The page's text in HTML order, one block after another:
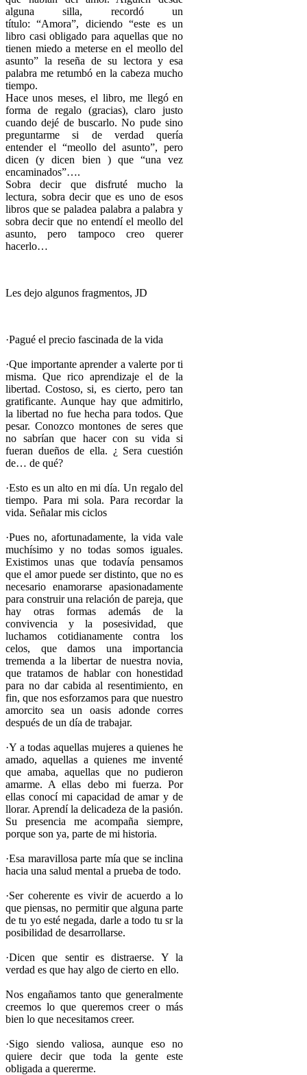
alguna silla, recordó un
título: “Amora”, diciendo “este es un
libro casi obligado para aquellas que no
tienen miedo a meterse en el meollo del
asunto” la reseña de su lectora y esa
palabra me retumbó en la cabeza mucho
tiempo.
Hace unos meses, el libro, me llegó en
forma de regalo (gracias), claro justo
cuando dejé de buscarlo. No pude sino
preguntarme si de verdad quería
entender el “meollo del asunto”, pero
dicen (y dicen bien ) que “una vez
encaminados”….
Sobra decir que disfruté mucho la
lectura, sobra decir que es uno de esos
libros que se paladea palabra a palabra y
sobra decir que no entendí el meollo del
asunto, pero tampoco creo querer
hacerlo…
Les dejo algunos fragmentos, JD
·Pagué el precio fascinada de la vida
·Que importante aprender a valerte por ti
misma. Que rico aprendizaje el de la
libertad. Costoso, si, es cierto, pero tan
gratificante. Aunque hay que admitirlo,
la libertad no fue hecha para todos. Que
pesar. Conozco montones de seres que
no sabrían que hacer con su vida si
fueran dueños de ella. ¿ Sera cuestión
de… de qué?
·Esto es un alto en mi día. Un regalo del
tiempo. Para mi sola. Para recordar la
vida. Señalar mis ciclos
·Pues no, afortunadamente, la vida vale
muchísimo y no todas somos iguales.
Existimos unas que todavía pensamos
que el amor puede ser distinto, que no es
necesario enamorarse apasionadamente
para construir una relación de pareja, que
hay otras formas además de la
convivencia y la posesividad, que
luchamos cotidianamente contra los
celos, que damos una importancia
tremenda a la libertar de nuestra novia,
que tratamos de hablar con honestidad
para no dar cabida al resentimiento, en
fin, que nos esforzamos para que nuestro
amorcito sea un oasis adonde corres
después de un día de trabajar.
·Y a todas aquellas mujeres a quienes he
amado, aquellas a quienes me inventé
que amaba, aquellas que no pudieron
amarme. A ellas debo mi fuerza. Por
ellas conocí mi capacidad de amar y de
llorar. Aprendí la delicadeza de la pasión.
Su presencia me acompaña siempre,
porque son ya, parte de mi historia.
·Esa maravillosa parte mía que se inclina
hacia una salud mental a prueba de todo.
·Ser coherente es vivir de acuerdo a lo
que piensas, no permitir que alguna parte
de tu yo esté negada, darle a todo tu sr la
posibilidad de desarrollarse.
·Dicen que sentir es distraerse. Y la
verdad es que hay algo de cierto en ello.
Nos engañamos tanto que generalmente
creemos lo que queremos creer o más
bien lo que necesitamos creer.
·Sigo siendo valiosa, aunque eso no
quiere decir que toda la gente este
obligada a quererme.